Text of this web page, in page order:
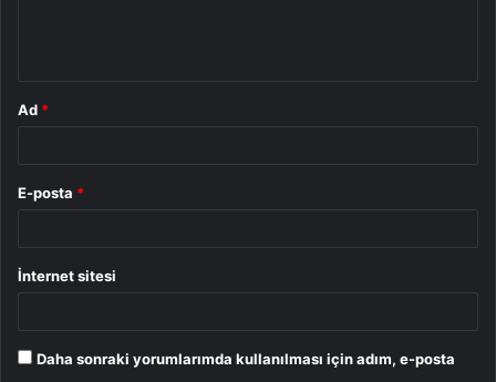
Ad *
E-posta *
İnternet sitesi
Daha sonraki yorumlarımda kullanılması için adım, e-posta